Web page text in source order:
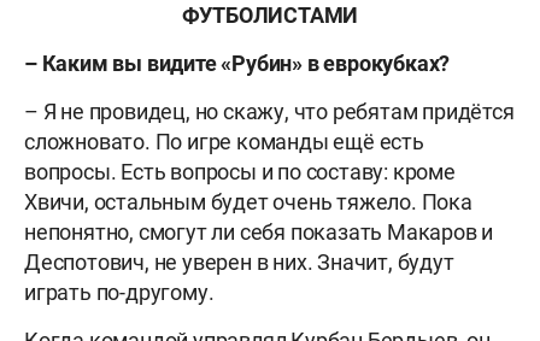
ФУТБОЛИСТАМИ
– Каким вы видите «Рубин» в еврокубках?
– Я не провидец, но скажу, что ребятам придётся
сложновато. По игре команды ещё есть
вопросы. Есть вопросы и по составу: кроме
Хвичи, остальным будет очень тяжело. Пока
непонятно, смогут ли себя показать Макаров и
Деспотович, не уверен в них. Значит, будут
играть по-другому.